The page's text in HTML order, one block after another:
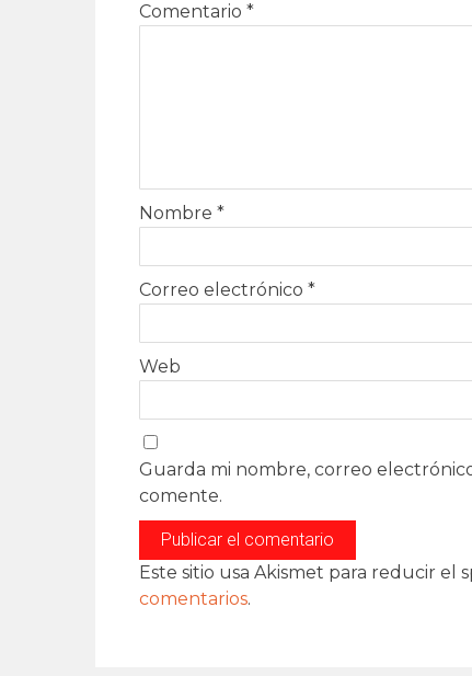
Comentario *
Nombre *
Correo electrónico *
Web
Guarda mi nombre, correo
comente.
Este sitio usa Akismet para reducir el
comentarios.